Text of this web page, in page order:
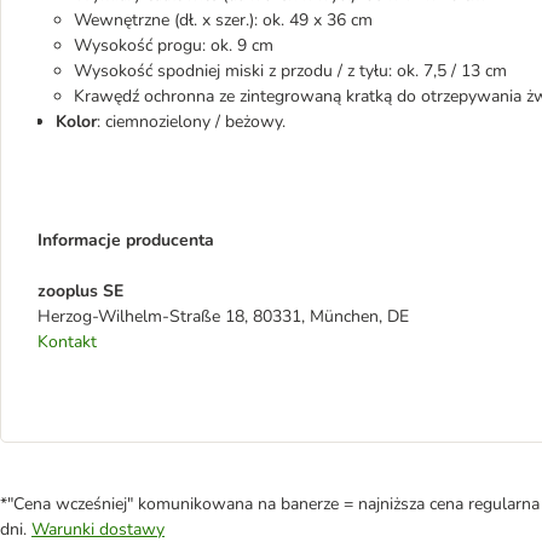
Wewnętrzne (dł. x szer.): ok. 49 x 36 cm
Wysokość progu: ok. 9 cm
Wysokość spodniej miski z przodu / z tyłu: ok. 7,5 / 13 cm
Krawędź ochronna ze zintegrowaną kratką do otrzepywania
Kolor: ciemnozielony / beżowy.
Informacje producenta
zooplus SE
Herzog-Wilhelm-Straße 18, 80331, München, DE
Kontakt
*"Cena wcześniej" komunikowana na banerze = najniższa cena
dni. Warunki dostawy